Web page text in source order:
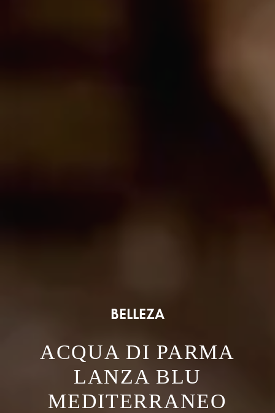
BELLEZA
ACQUA DI PARMA
LANZA BLU
MEDITERRANEO